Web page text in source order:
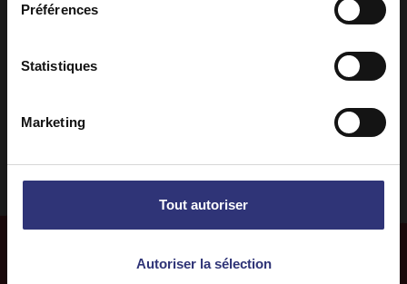
Préférences
Statistiques
Marketing
Tout autoriser
Autoriser la sélection